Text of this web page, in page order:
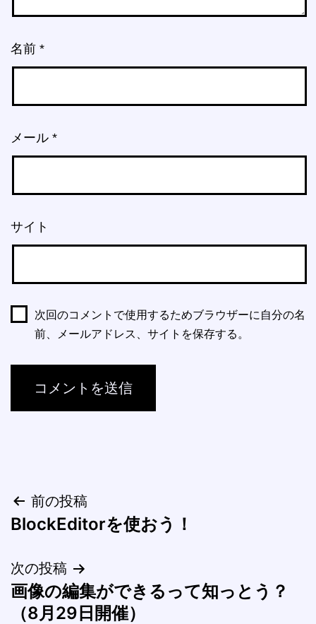
名前 *
メール *
サイト
次回のコメントで使用するためブラウザーに自分の名
前、メールアドレス、サイトを保存する。
投
稿
ナ
ビ
前の投稿
BlockEditorを使おう！
次の投稿
画像の編集ができるって知っとう？
（8月29日開催）